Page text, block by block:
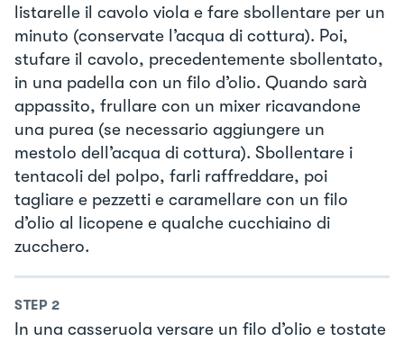
listarelle il cavolo viola e fare sbollentare per un
minuto (conservate l’acqua di cottura). Poi,
stufare il cavolo, precedentemente sbollentato,
in una padella con un filo d’olio. Quando sarà
appassito, frullare con un mixer ricavandone
una purea (se necessario aggiungere un
mestolo dell’acqua di cottura). Sbollentare i
tentacoli del polpo, farli raffreddare, poi
tagliare e pezzetti e caramellare con un filo
d’olio al licopene e qualche cucchiaino di
zucchero.
STEP 2
In una casseruola versare un filo d’olio e tostate